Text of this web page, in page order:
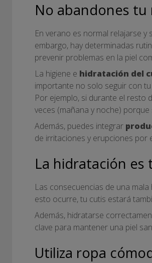
No abandones tu
En verano es normal relajarse
embargo, hay determinadas
prevenir problemas en la piel
La higiene e hidratación del
importante no solo seguir con
Por ejemplo, si durante el resto
veces (mañana y noche) porque
Además, puedes integrar
de irritaciones y erupciones por
La hidratación es
Las consecuencias de una
esto ocurre, tu cutis estará
Además, hidratarse
clave para mantener una piel
Utiliza ropa